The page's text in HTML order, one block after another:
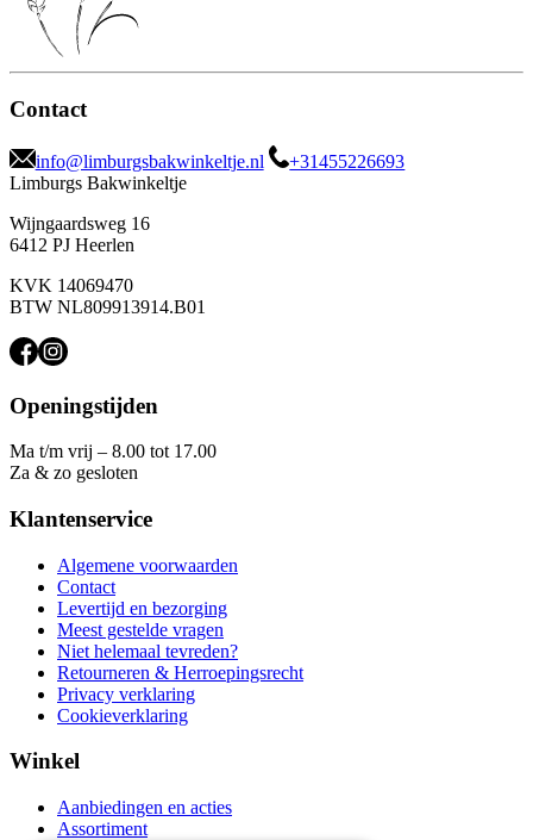
Contact
info@limburgsbakwinkeltje.nl
+31455226693
Limburgs Bakwinkeltje
Wijngaardsweg 16
6412 PJ Heerlen
KVK 14069470
BTW NL809913914.B01
Openingstijden
Ma t/m vrij – 8.00 tot 17.00
Za & zo gesloten
Klantenservice
Algemene voorwaarden
Contact
Levertijd en bezorging
Meest gestelde vragen
Niet helemaal tevreden?
Retourneren & Herroepingsrecht
Privacy verklaring
Cookieverklaring
Winkel
Aanbiedingen en acties
Assortiment